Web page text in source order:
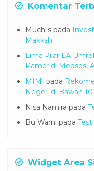
Komentar
Muchlis pada
Makkah
Lima Pilar LA
Pamer di Medsos,
MIMI pada
Negeri di Bawah
Nisa Namira pada
Bu Warni pada
Widget Area